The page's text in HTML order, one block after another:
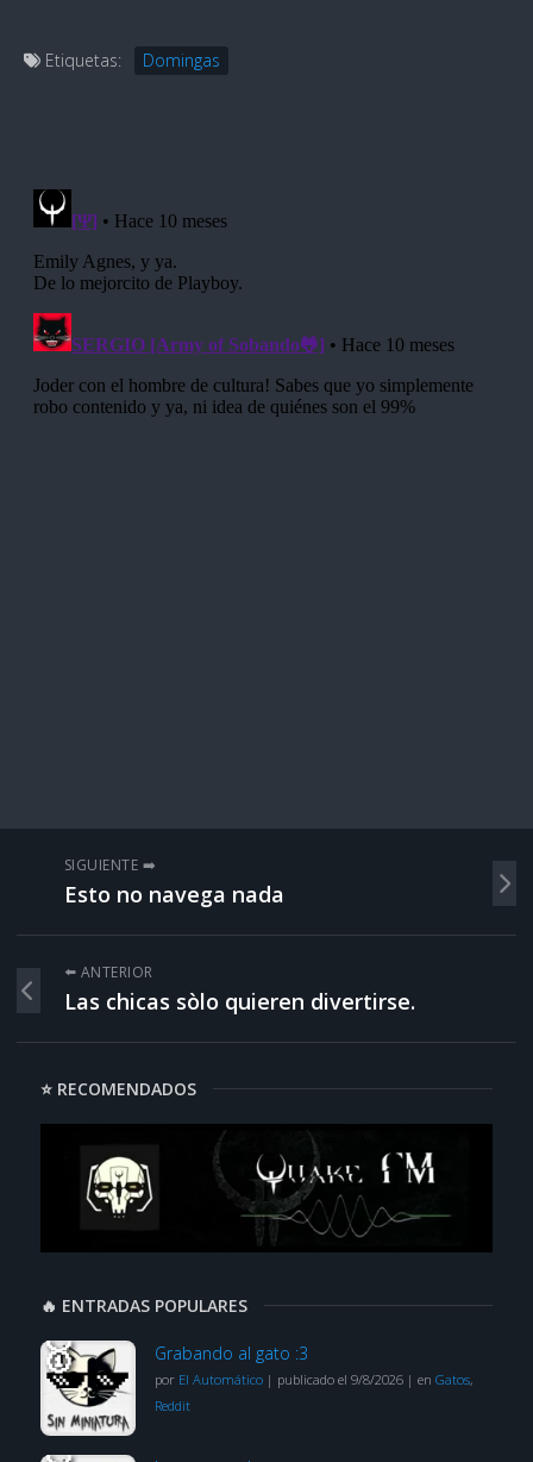
Etiquetas: Domingas
SIGUIENTE ➡️
Esto no navega nada
⬅️ ANTERIOR
Las chicas sòlo quieren divertirse.
⭐ RECOMENDADOS
🔥 ENTRADAS POPULARES
Grabando al gato :3
por El Automático| publicado el 9/8/2026| en Gatos,
Reddit